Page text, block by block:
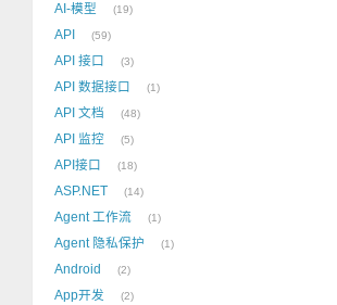
AI-模型 19
API 59
API 接口 3
API 数据接口 1
API 文档 48
API 监控 5
API接口 18
ASP.NET 14
Agent 工作流 1
Agent 隐私保护 1
Android 2
App开发 2